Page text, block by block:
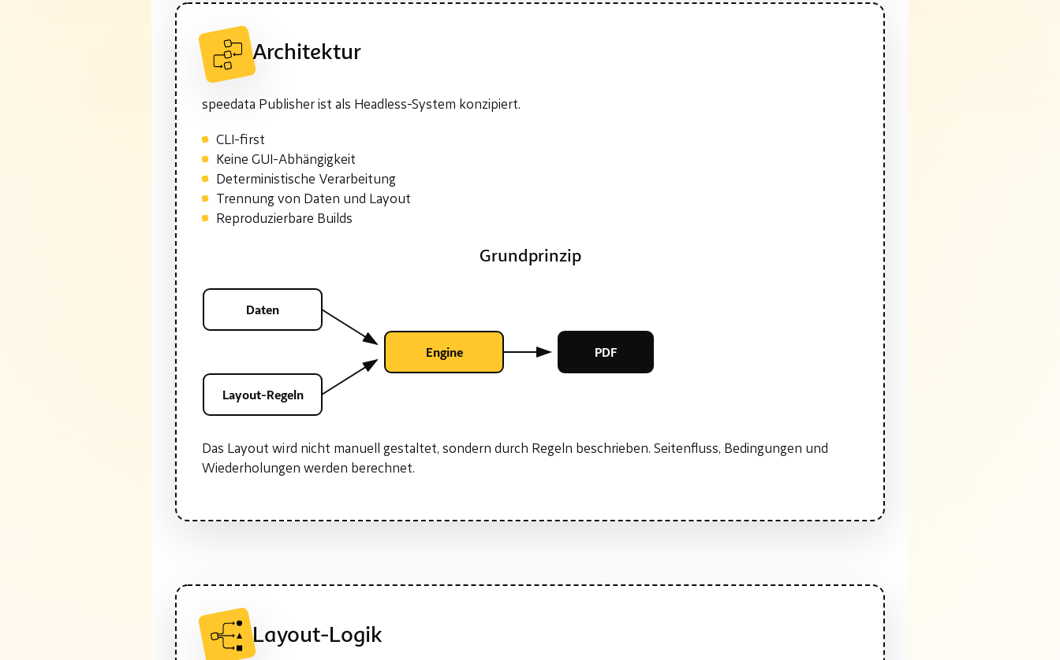
Architektur
speedata Publisher ist als Headless-System konzipiert.
CLI-first
Keine GUI-Abhängigkeit
Deterministische Verarbeitung
Trennung von Daten und Layout
Reproduzierbare Builds
Grundprinzip
Daten
Layout-Regeln
Engine PDF
Das Layout wird nicht manuell gestaltet, sondern durch Regeln beschrieben. Seitenfluss, Bedingungen und
Wiederholungen werden berechnet.
Layout-Logik